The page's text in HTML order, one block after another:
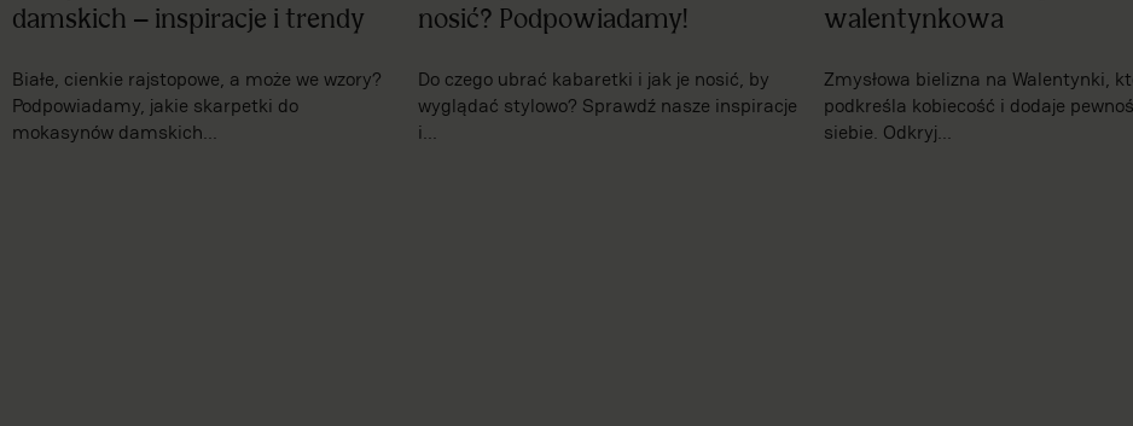
damskich – inspiracje i trendy
Białe, cienkie rajstopowe, a może we wzory?
Podpowiadamy, jakie skarpetki do
mokasynów damskich...
nosić? Podpowiadamy!
Do czego ubrać kabaretki i jak je nosić, by
wyglądać stylowo? Sprawdź nasze inspiracje
i...
walentynkowa
Zmysłowa bielizna na Walentynki,
podkreśla kobiecość i dodaje
siebie. Odkryj...